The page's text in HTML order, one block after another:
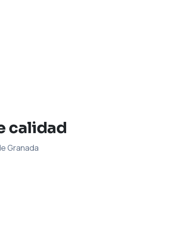
calidad
Granada